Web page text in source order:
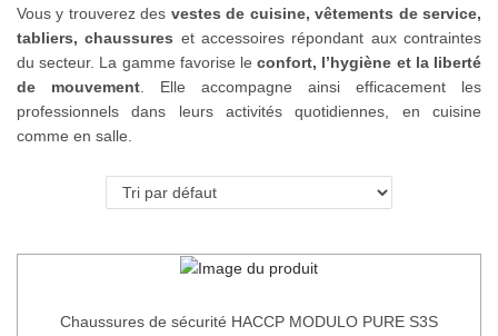
a
t
i
o
n
u
Vous y trouverez des vestes de cuisine, vêtements de service,
tabliers, chaussures et accessoires répondant aux contraintes
du secteur. La gamme favorise leconfort, l’hygiène et la liberté
de mouvement . Elle accompagne ainsi efficacement les
professionnels dans leurs activités quotidiennes, en cuisine
comme en salle.
Chaussures de sécurité HACCP MODULO PURE S3S